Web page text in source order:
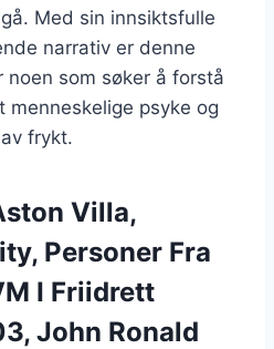
Med sin innsiktsfulle
narrativ er denne
som søker å forstå
menneskelige psyke og
frykt.
Villa,
Personer Fra
I Friidrett
John Ronald